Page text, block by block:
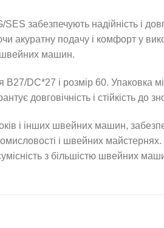
забезпечують надійність і
акуратну подачу і комфорт у
швейних машин.
DC*27 і розмір 60. Упаковка
довговічність і стійкість
і інших швейних машин,
і швейних
з більшістю швейних